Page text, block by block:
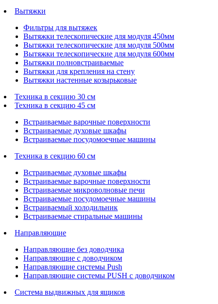
Вытяжки
Фильтры для вытяжек
Вытяжки телескопические для модуля 450мм
Вытяжки телескопические для модуля 500мм
Вытяжки телескопические для модуля 600мм
Вытяжки полновстраиваемые
Вытяжки для крепления на стену
Вытяжки настенные козырьковые
Техника в секцию 30 см
Техника в секцию 45 см
Встраиваемые варочные поверхности
Встраиваемые духовые шкафы
Встраиваемые посудомоечные машины
Техника в секцию 60 см
Встраиваемые духовые шкафы
Встраиваемые варочные поверхности
Встраиваемые микроволновые печи
Встраиваемые посудомоечные машины
Встраиваемый холодильник
Встраиваемые стиральные машины
Направляющие
Направляющие без доводчика
Направляющие с доводчиком
Направляющие системы Push
Направляющие системы PUSH с доводчиком
Система выдвижных для ящиков